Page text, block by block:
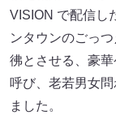
VISION で配信し
ンタウンのごっ
彿とさせる、豪
呼び、老若男女
ました。